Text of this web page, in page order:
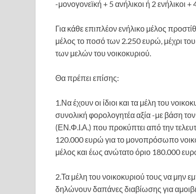
-μονογονεϊκή + 5 ανήλικοι ή 2 ενήλικοι
Για κάθε επιπλέον ενήλικο μέλος
μέλος το ποσό των 2.250 ευρώ, μέχρι
των μελών του νοικοκυριού.
Θα πρέπει επίσης:
1.Να έχουν οι ίδιοι και τα μέλη του
συνολική φορολογητέα αξία -με βάση
(ΕΝ.Φ.Ι.Α.) που προκύπτει από την
120.000 ευρώ για το μονοπρόσωπο
μέλος και έως ανώτατο όριο 180.000
2.Τα μέλη του νοικοκυριού τους να μην
δηλώνουν δαπάνες διαβίωσης για